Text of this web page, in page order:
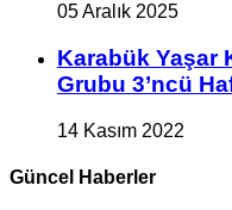
05 Aralık 2025
Karabük Yaşar
Grubu 3’ncü
14 Kasım 2022
Güncel Haberler